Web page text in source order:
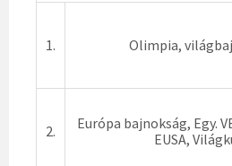
1. Olimpia,
2.
Európa bajnokság, Egy.
EUSA,